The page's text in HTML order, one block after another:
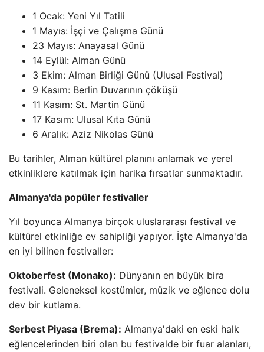
1 Ocak: Yeni Yıl Tatili
1 Mayıs: İşçi ve Çalışma Günü
23 Mayıs: Anayasal Günü
14 Eylül: Alman Günü
3 Ekim: Alman Birliği Günü (Ulusal Festival)
9 Kasım: Berlin Duvarının çöküşü
11 Kasım: St. Martin Günü
17 Kasım: Ulusal Kıta Günü
6 Aralık: Aziz Nikolas Günü
Bu tarihler, Alman kültürel planını anlamak ve yerel
etkinliklere katılmak için harika fırsatlar sunmaktadır.
Almanya'da popüler festivaller
Yıl boyunca Almanya birçok uluslararası festival ve
kültürel etkinliğe ev sahipliği yapıyor. İşte Almanya'da
en iyi bilinen festivaller:
Oktoberfest (Monako): Dünyanın en büyük bira
festivali. Geleneksel kostümler, müzik ve eğlence dolu
dev bir kutlama.
Serbest Piyasa (Brema): Almanya'daki en eski halk
eğlencelerinden biri olan bu festivalde bir fuar alanları,